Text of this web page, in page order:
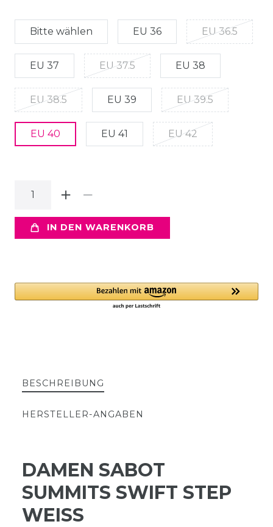
Bitte wählen EU 36 EU 36.5
EU 37 EU 37.5 EU 38
EU 38.5 EU 39 EU 39.5
EU 40 EU 41 EU 42
IN DEN WARENKORB
BESCHREIBUNG
HERSTELLER-ANGABEN
DAMEN SABOT
SUMMITS SWIFT STEP
WEISS